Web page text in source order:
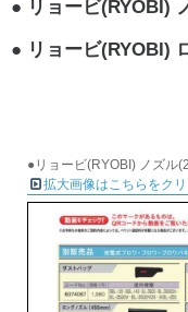
リョービ(RYOBI)
リョービ(RYOBI)
●リョービ(RYOBI) ノズル
拡大画像はこちらをクリ